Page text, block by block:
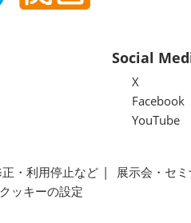
Social
X
Facebook
YouTube
・利用停止など 展示会・セ
クッキーの設定